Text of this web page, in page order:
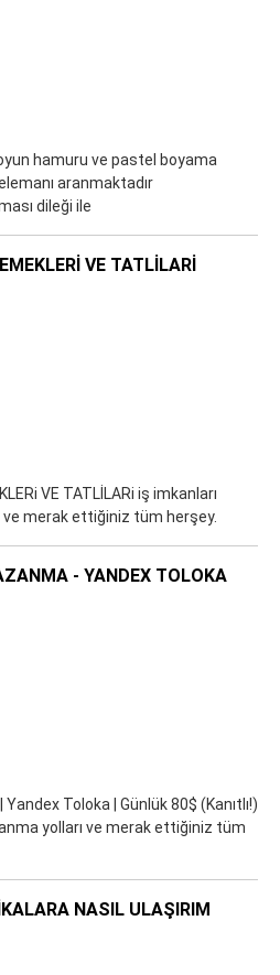
hamuru ve pastel boyama
aranmaktadır
dileği ile
VE TATLİLARI
VE TATLİLARi iş imkanları
ve merak ettiğiniz tüm herşey.
- YANDEX TOLOKA
Toloka | Günlük 80$ (Kanıtlı!)
yolları ve merak ettiğiniz tüm
NASIL ULAŞIRIM